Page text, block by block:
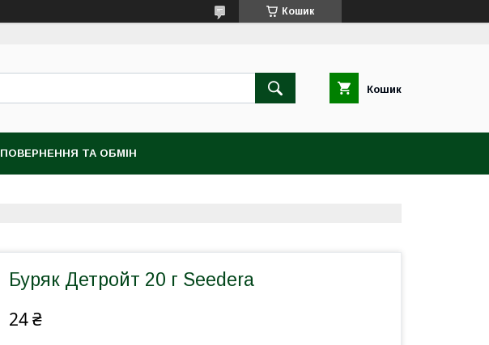
Кошик
Кошик
ПОВЕРНЕННЯ ТА ОБМІН
Буряк Детройт 20 г Seedera
24 ₴